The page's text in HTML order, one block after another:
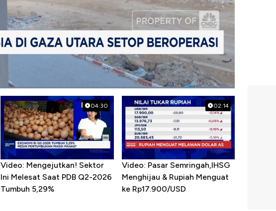
04:30
Video: Mengejutkan! Sektor
Ini Melesat Saat PDB Q2-2026
Tumbuh 5,29%
02:14
Video: Pasar Semringah,IHSG
Menghijau & Rupiah Menguat
ke Rp17.900/USD